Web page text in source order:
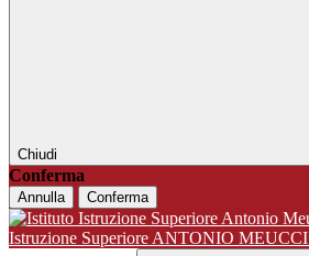
Chiudi
Conferma
Annulla Conferma
Istruzione Superiore ANTONIO MEUCCI